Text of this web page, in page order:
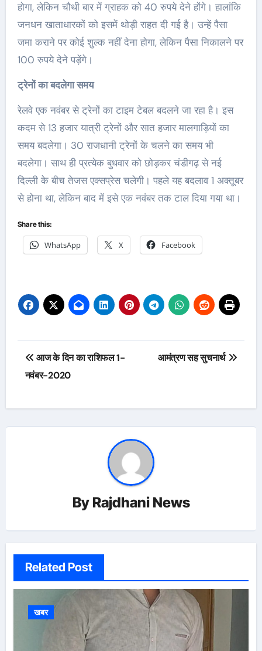
होगा, लेकिन चौथी बार में ग्राहक को 40 रुपये देने होंगे। हालांकि
जनधन खाताधारकों को इसमें थोड़ी राहत दी गई है। उन्हें पैसा
जमा कराने पर कोई शुल्क नहीं देना होगा, लेकिन पैसा निकालने पर
100 रुपये देने पड़ेंगे।
ट्रेनों का बदलेगा समय
रेलवे एक नवंबर से ट्रेनों का टाइम टेबल बदलने जा रहा है। इस
कदम से 13 हजार यात्री ट्रेनों और सात हजार मालगाड़ियों का
समय बदलेगा। 30 राजधानी ट्रेनों के चलने का समय भी
बदलेगा। साथ ही प्रत्येक बुधवार को छोड़कर चंडीगढ़ से नई
दिल्ली के बीच तेजस एक्सप्रेस चलेगी। पहले यह बदलाव 1 अक्तूबर
से होना था, लेकिन बाद में इसे एक नवंबर तक टाल दिया गया था।
Share this:
WhatsApp X Facebook
Post
navigation
आज के दिन का राशिफल 1-
नवंबर-2020
आमंत्रण सह सुचनार्थ
By Rajdhani News
Related Post
खबर